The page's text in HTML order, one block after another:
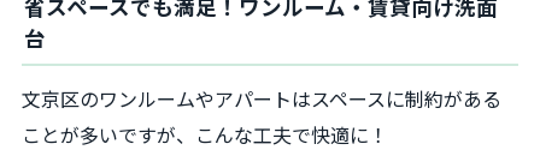
省スペースでも満足！ワンルーム・賃貸向け洗面
台
文京区のワンルームやアパートはスペースに制約がある
ことが多いですが、こんな工夫で快適に！